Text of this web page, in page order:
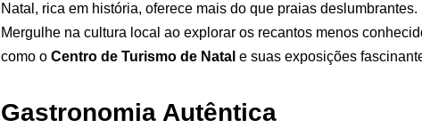
Natal, rica em história, oferece mais do que praias deslumbrantes.
Mergulhe na cultura local ao explorar os recantos menos
como oCentro de Turismo de Natal e suas exposições
Gastronomia Autêntica